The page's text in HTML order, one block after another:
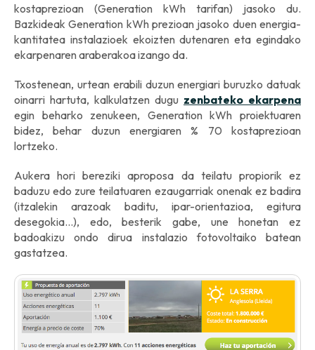
kostaprezioan (Generation kWh tarifan) jasoko du.
Bazkideak Generation kWh prezioan jasoko duen energia-
kantitatea instalazioek ekoizten dutenaren eta egindako
ekarpenaren araberakoa izango da.
Txostenean, urtean erabili duzun energiari buruzko datuak
oinarri hartuta, kalkulatzen dugu zenbateko ekarpena
egin beharko zenukeen, Generation kWh proiektuaren
bidez, behar duzun energiaren % 70 kostaprezioan
lortzeko.
Aukera hori bereziki aproposa da teilatu propiorik ez
baduzu edo zure teilatuaren ezaugarriak onenak ez badira
(itzalekin arazoak baditu, ipar-orientazioa, egitura
desegokia...), edo, besterik gabe, une honetan ez
badoakizu ondo dirua instalazio fotovoltaiko batean
gastatzea.